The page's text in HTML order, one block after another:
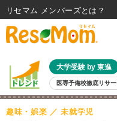
大学受験 by 東進
医専予備校徹底リサ
親子で考える大学選び 高校受験
共通テスト 夏休み
趣味・娯楽 未就学児
リセマム メンバーズ